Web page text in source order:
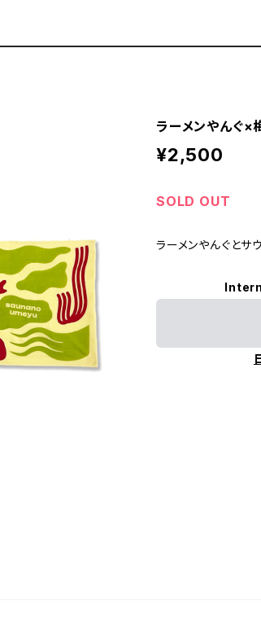
ラーメンやんぐ
¥2,500
SOLD OUT
ラーメンやんぐとサ